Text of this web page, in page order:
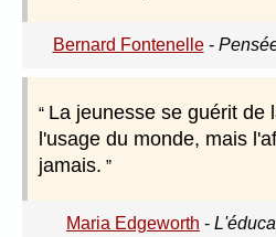
Bernard Fontenelle-
La jeunesse se guérit de
l'usage du monde, mais
jamais.
Maria Edgeworth -